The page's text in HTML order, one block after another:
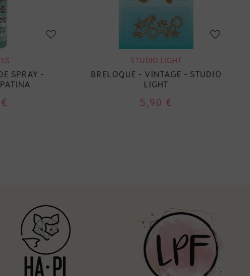
SPRAY -
STUDIO LIGHT
BRELOQUE - VINTAGE - STUDIO
LIGHT
5,90 €